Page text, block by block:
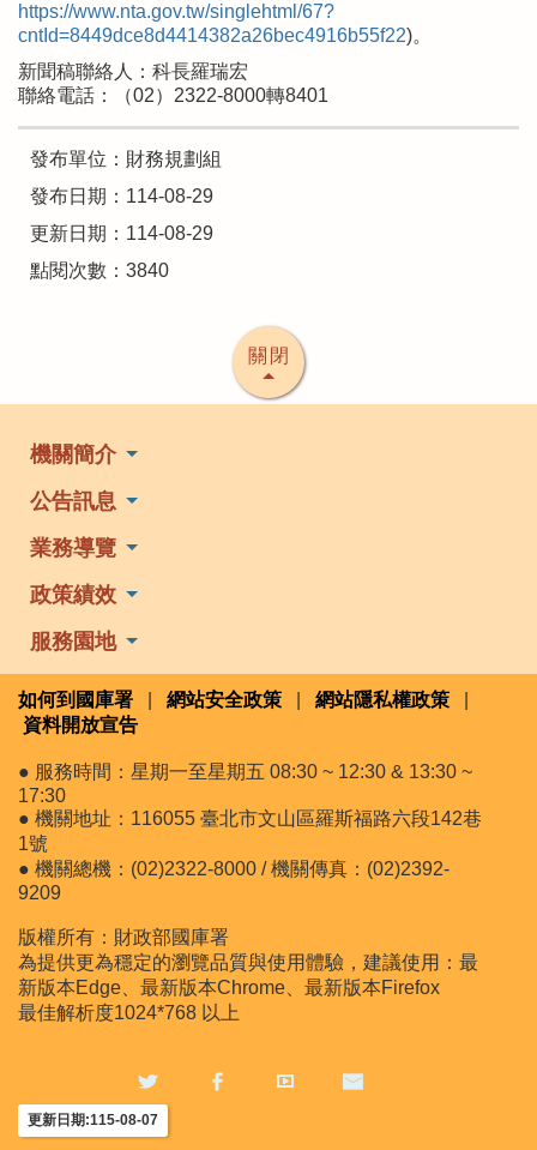
https://www.nta.gov.tw/singlehtml/67?
cntId=8449dce8d4414382a26bec4916b55f22)。
新聞稿聯絡人：科長羅瑞宏
聯絡電話：（02）2322-8000轉8401
發布單位：財務規劃組
發布日期：114-08-29
更新日期：114-08-29
點閱次數：3840
關閉
機關簡介
公告訊息
業務導覽
政策績效
服務園地
如何到國庫署 網站安全政策 網站隱私權政策
資料開放宣告
● 服務時間：星期一至星期五 08:30 ~ 12:30 & 13:30 ~
17:30
● 機關地址：116055 臺北市文山區羅斯福路六段142巷
1號
● 機關總機：(02)2322-8000 / 機關傳真：(02)2392-
9209
版權所有：財政部國庫署
為提供更為穩定的瀏覽品質與使用體驗，建議使用：最
新版本Edge、最新版本Chrome、最新版本Firefox
最佳解析度1024*768 以上
更新日期:115-08-07